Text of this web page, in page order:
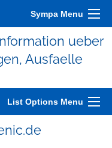
Sympa Menu
ueber
Ausfaelle
List Options Menu